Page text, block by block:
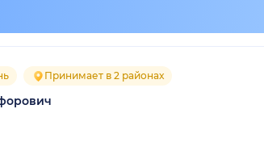
Принимает в 2 районах